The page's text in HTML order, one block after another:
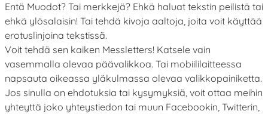
Entä Muodot? Tai merkkejä? Ehkä haluat tekstin peilistä tai
ehkä ylösalaisin! Tai tehdä kivoja aaltoja, joita voit käyttää
erotuslinjoina tekstissä.
Voit tehdä sen kaiken Messletters! Katsele vain
vasemmalla olevaa päävalikkoa. Tai mobiililaitteessa
napsauta oikeassa yläkulmassa olevaa valikkopainiketta.
Jos sinulla on ehdotuksia tai kysymyksiä, voit ottaa meihin
yhteyttä joko yhteystiedon tai muun Facebookin, Twitterin,